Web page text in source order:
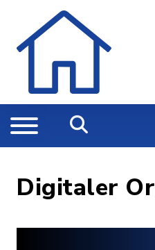
Digitaler